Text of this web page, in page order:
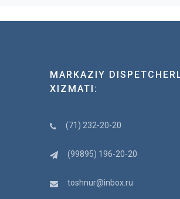
MARKAZIY
XIZMATI:
(71) 232-20-20
(99895) 196-20-20
toshnur@inbox.ru